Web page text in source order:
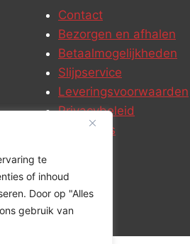
te
of inhoud
Door op "Alles
gebruik van
Contact
Bezorgen en afhalen
Betaalmogelijkheden
Slijpservice
Leveringsvoorwaarden
Privacybeleid
Vacatures